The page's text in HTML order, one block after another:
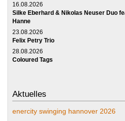
16.08.2026
Silke Eberhard & Nikolas Neuser Duo
Hanne
23.08.2026
Felix Petry Trio
28.08.2026
Coloured Tags
Aktuelles
enercity swinging hannover 2026